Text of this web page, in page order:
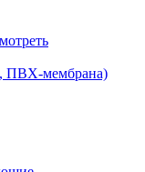
ПВХ-мембрана)